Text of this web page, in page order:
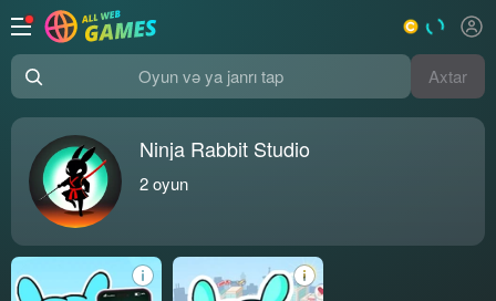
Oyun və ya janrı tap Axtar
Ninja Rabbit Studio
2oyun